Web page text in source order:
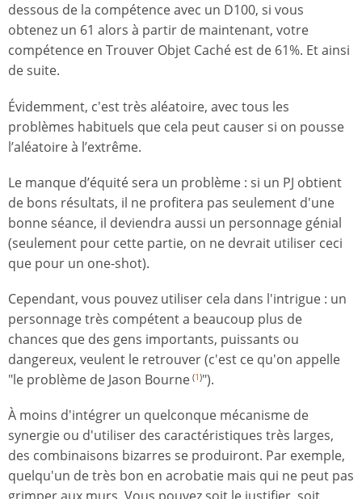
dessous de la compétence avec un D100, si vous
obtenez un 61 alors à partir de maintenant, votre
compétence en Trouver Objet Caché est de 61%. Et ainsi
de suite.
Évidemment, c'est très aléatoire, avec tous les
problèmes habituels que cela peut causer si on pousse
l’aléatoire à l’extrême.
Le manque d’équité sera un problème : si un PJ obtient
de bons résultats, il ne profitera pas seulement d'une
bonne séance, il deviendra aussi un personnage génial
(seulement pour cette partie, on ne devrait utiliser ceci
que pour un one-shot).
Cependant, vous pouvez utiliser cela dans l'intrigue : un
personnage très compétent a beaucoup plus de
chances que des gens importants, puissants ou
dangereux, veulent le retrouver (c'est ce qu'on appelle
"le problème de Jason Bourne (1)").
À moins d'intégrer un quelconque mécanisme de
synergie ou d'utiliser des caractéristiques très larges,
des combinaisons bizarres se produiront. Par exemple,
quelqu'un de très bon en acrobatie mais qui ne peut pas